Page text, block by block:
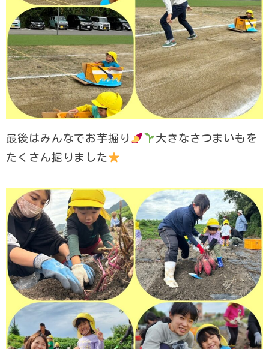
最後はみんなでお芋掘り
大きなさつまいもを
たくさん掘りました